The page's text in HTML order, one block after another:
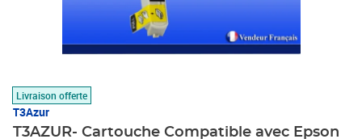
Livraison offerte
T3Azur
T3AZUR- Cartouche Compatible avec Epson